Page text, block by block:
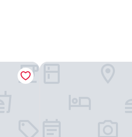
Villa - GeckoRoom-effie Mountain